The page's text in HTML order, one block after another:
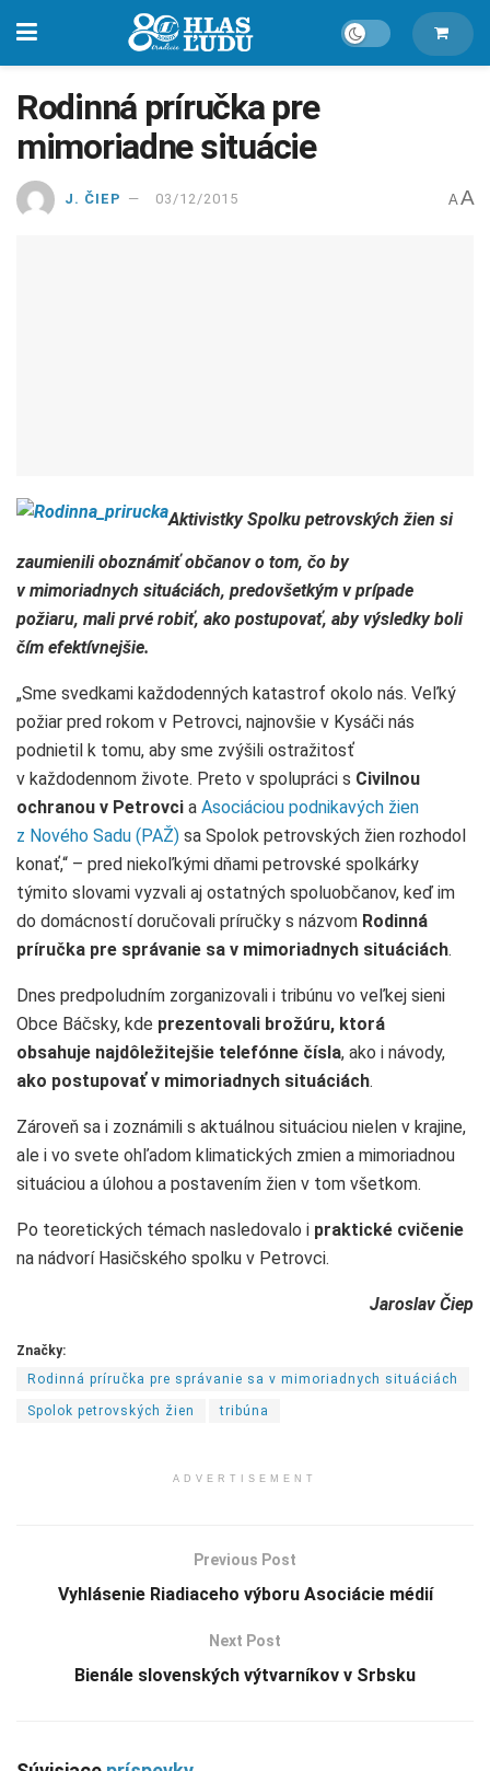
Rodinná príručka pre
mimoriadne situácie
J. ČIEP 03/12/2015 A A
Aktivistky Spolku petrovských žien si
zaumienili oboznámiť občanov o tom, čo by
v mimoriadnych situáciách, predovšetkým v prípade
požiaru, mali prvé robiť, ako postupovať, aby výsledky boli
čím efektívnejšie.
„Sme svedkami každodenných katastrof okolo nás. Veľký
požiar pred rokom v Petrovci, najnovšie v Kysáči nás
podnietil k tomu, aby sme zvýšili ostražitosť
v každodennom živote. Preto v spolupráci s Civilnou
ochranou v Petrovci a Asociáciou podnikavých žien
z Nového Sadu (PAŽ) sa Spolok petrovských žien rozhodol
konať,“ – pred niekoľkými dňami petrovské spolkárky
týmito slovami vyzvali aj ostatných spoluobčanov, keď im
do domácností doručovali príručky s názvom Rodinná
príručka pre správanie sa v mimoriadnych situáciách.
Dnes predpoludním zorganizovali i tribúnu vo veľkej sieni
Obce Báčsky, kde prezentovali brožúru, ktorá
obsahuje najdôležitejšie telefónne čísla, ako i návody,
ako postupovať v mimoriadnych situáciách.
Zároveň sa i zoznámili s aktuálnou situáciou nielen v krajine,
ale i vo svete ohľadom klimatických zmien a mimoriadnou
situáciou a úlohou a postavením žien v tom všetkom.
Po teoretických témach nasledovalo i praktické cvičenie
na nádvorí Hasičského spolku v Petrovci.
Jaroslav Čiep
Značky:
Rodinná príručka pre správanie sa v mimoriadnych situáciách
Spolok petrovských žien tribúna
ADVERTISEMENT
Previous Post
Vyhlásenie Riadiaceho výboru Asociácie médií
Next Post
Bienále slovenských výtvarníkov v Srbsku